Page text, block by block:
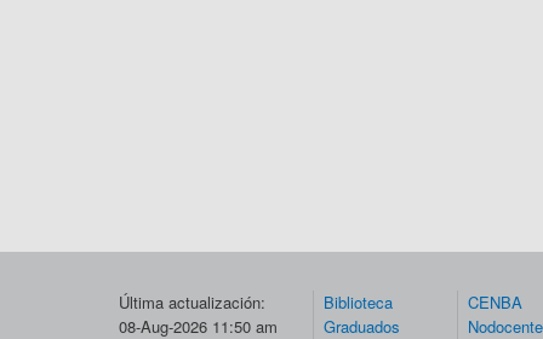
Última actualización:
08-Aug-2026 11:50 am
Biblioteca
Graduados
CENBA